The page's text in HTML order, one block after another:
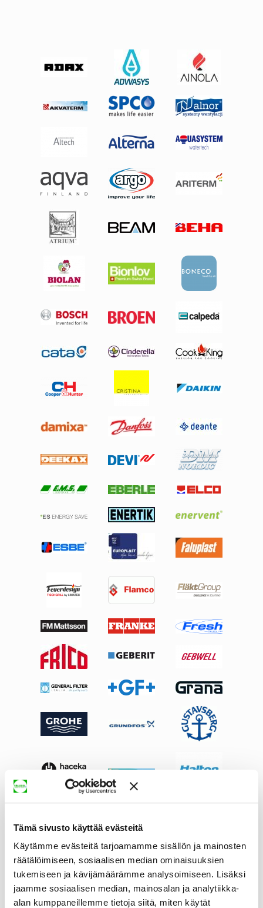
Tämä sivusto käyttää evästeitä
Käytämme evästeitä tarjoamamme sisällön ja mainosten
räätälöimiseen, sosiaalisen median ominaisuuksien
tukemiseen ja kävijämäärämme analysoimiseen. Lisäksi
jaamme sosiaalisen median, mainosalan ja analytiikka-
alan kumppaneillemme tietoja siitä, miten käytät